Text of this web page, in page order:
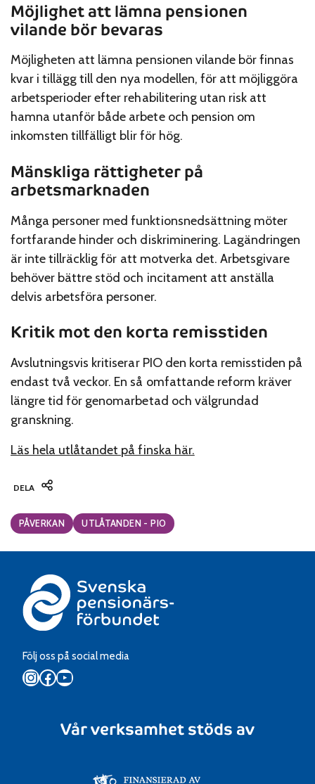
Möjlighet att lämna pensionen
vilande bör bevaras
Möjligheten att lämna pensionen vilande bör finnas
kvar i tillägg till den nya modellen, för att möjliggöra
arbetsperioder efter rehabilitering utan risk att
hamna utanför både arbete och pension om
inkomsten tillfälligt blir för hög.
Mänskliga rättigheter på
arbetsmarknaden
Många personer med funktionsnedsättning möter
fortfarande hinder och diskriminering. Lagändringen
är inte tillräcklig för att motverka det. Arbetsgivare
behöver bättre stöd och incitament att anställa
delvis arbetsföra personer.
Kritik mot den korta remisstiden
Avslutningsvis kritiserar PIO den korta remisstiden på
endast två veckor. En så omfattande reform kräver
längre tid för genomarbetad och välgrundad
granskning.
Läs hela utlåtandet på finska här.
DELA
Categories:
PÅVERKAN UTLÅTANDEN - PIO
Följ oss på social media
Instagram
Facebook
YouTube
Vår verksamhet stöds av